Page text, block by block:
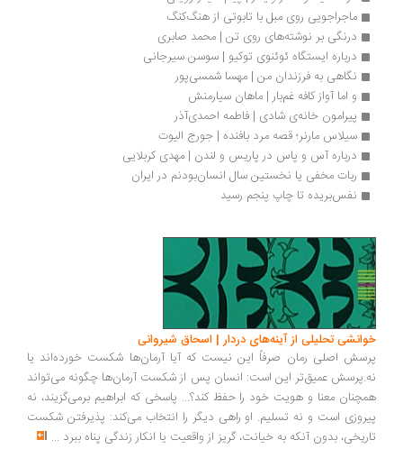
ماجراجویی روی مبل با تابوتی از هنگ‌کنگ
درنگی بر نوشته‌های روی تن | محمد صابری
درباره ایستگاه ئوئنوی توکیو | سوسن سیرجانی
نگاهی به فرزندان من | مهسا شمسی‌پور
و اما آواز کافه غم‌بار | ماهان سیارمنش
پیرامون خانه‌ی شادی | فاطمه احمدی‌آذر
سیلاس مارنر؛ قصه مرد بافنده | جورج الیوت
درباره آس و پاس در پاریس و لندن | مهد‌ی کربلایی
ربات مخفی یا نخستین سال انسان‌بودنم در ایران
نفس‌بریده تا چاپ پنجم رسید
تحلیلی از آینه‌های دردار | اسحاق شیروانی
اصلی رمان صرفاً این نیست که آیا آرمان‌ها شکست خورده‌اند یا
عمیق‌تر این است: انسان پس از شکست آرمان‌ها چگونه می‌تواند
معنا و هویت خود را حفظ کند؟... پاسخی که ابراهیم برمی‌گزیند، نه
است و نه تسلیم. او راهی دیگر را انتخاب می‌کند: پذیرفتن شکست
بدون آنکه به خیانت، گریز از واقعیت یا انکار زندگی پناه ببرد...